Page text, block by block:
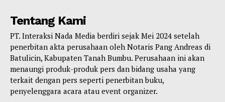
Tentang Kami
PT. Interaksi Nada Media berdiri sejak Mei 2024 setelah
penerbitan akta perusahaan oleh Notaris Pang Andreas di
Batulicin, Kabupaten Tanah Bumbu. Perusahaan ini akan
menaungi produk-produk pers dan bidang usaha yang
terkait dengan pers seperti penerbitan buku,
penyelenggara acara atau event organizer.